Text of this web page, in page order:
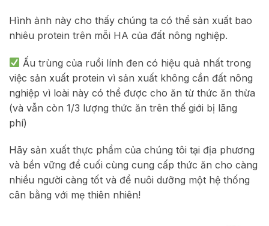
Hình ảnh này cho thấy chúng ta có thể sản xuất bao
nhiêu protein trên mỗi HA của đất nông nghiệp.
Ấu trùng của ruồi lính đen có hiệu quả nhất trong
việc sản xuất protein vì sản xuất không cần đất nông
nghiệp vì loài này có thể được cho ăn từ thức ăn thừa
(và vẫn còn 1/3 lượng thức ăn trên thế giới bị lãng
phí)
Hãy sản xuất thực phẩm của chúng tôi tại địa phương
và bền vững để cuối cùng cung cấp thức ăn cho càng
nhiều người càng tốt và để nuôi dưỡng một hệ thống
cân bằng với mẹ thiên nhiên!